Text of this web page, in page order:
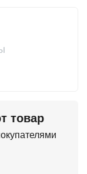
товар